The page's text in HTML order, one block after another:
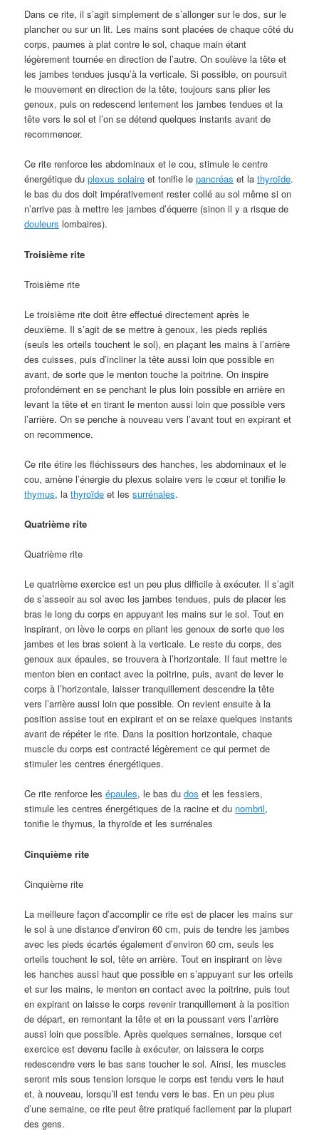
Dans ce rite, il s’agit simplement de s’allonger sur le dos, sur le
plancher ou sur un lit. Les mains sont placées de chaque côté du
corps, paumes à plat contre le sol, chaque main étant
légèrement tournée en direction de l’autre. On soulève la tête et
les jambes tendues jusqu’à la verticale. Si possible, on poursuit
le mouvement en direction de la tête, toujours sans plier les
genoux, puis on redescend lentement les jambes tendues et la
tête vers le sol et l’on se détend quelques instants avant de
recommencer.
Ce rite renforce les abdominaux et le cou, stimule le centre
énergétique duplexus solaire et tonifie lepancréas et lathyroïde.
le bas du dos doit impérativement rester collé au sol même si on
n’arrive pas à mettre les jambes d’équerre (sinon il y a risque de
douleurs lombaires).
Troisième rite
Troisième rite
Le troisième rite doit être effectué directement après le
deuxième. Il s’agit de se mettre à genoux, les pieds repliés
(seuls les orteils touchent le sol), en plaçant les mains à l’arrière
des cuisses, puis d’incliner la tête aussi loin que possible en
avant, de sorte que le menton touche la poitrine. On inspire
profondément en se penchant le plus loin possible en arrière en
levant la tête et en tirant le menton aussi loin que possible vers
l’arrière. On se penche à nouveau vers l’avant tout en expirant et
on recommence.
Ce rite étire les fléchisseurs des hanches, les abdominaux et le
cou, amène l’énergie du plexus solaire vers le cœur et tonifie le
thymus, lathyroïde et lessurrénales.
Quatrième rite
Quatrième rite
Le quatrième exercice est un peu plus difficile à exécuter. Il s’agit
de s’asseoir au sol avec les jambes tendues, puis de placer les
bras le long du corps en appuyant les mains sur le sol. Tout en
inspirant, on lève le corps en pliant les genoux de sorte que les
jambes et les bras soient à la verticale. Le reste du corps, des
genoux aux épaules, se trouvera à l’horizontale. Il faut mettre le
menton bien en contact avec la poitrine, puis, avant de lever le
corps à l’horizontale, laisser tranquillement descendre la tête
vers l’arrière aussi loin que possible. On revient ensuite à la
position assise tout en expirant et on se relaxe quelques instants
avant de répéter le rite. Dans la position horizontale, chaque
muscle du corps est contracté légèrement ce qui permet de
stimuler les centres énergétiques.
Ce rite renforce lesépaules, le bas dudos et les fessiers,
stimule les centres énergétiques de la racine et du nombril,
tonifie le thymus, la thyroïde et les surrénales
Cinquième rite
Cinquième rite
La meilleure façon d’accomplir ce rite est de placer les mains sur
le sol à une distance d’environ 60 cm, puis de tendre les jambes
avec les pieds écartés également d’environ 60 cm, seuls les
orteils touchent le sol, tête en arrière. Tout en inspirant on lève
les hanches aussi haut que possible en s’appuyant sur les orteils
et sur les mains, le menton en contact avec la poitrine, puis tout
en expirant on laisse le corps revenir tranquillement à la position
de départ, en remontant la tête et en la poussant vers l’arrière
aussi loin que possible. Après quelques semaines, lorsque cet
exercice est devenu facile à exécuter, on laissera le corps
redescendre vers le bas sans toucher le sol. Ainsi, les muscles
seront mis sous tension lorsque le corps est tendu vers le haut
et, à nouveau, lorsqu’il est tendu vers le bas. En un peu plus
d’une semaine, ce rite peut être pratiqué facilement par la plupart
des gens.